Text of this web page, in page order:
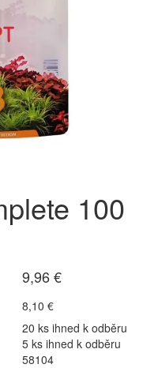
100
9,96 €
8,10 €
20 ks ihned k odběru
5 ks ihned k odběru
58104